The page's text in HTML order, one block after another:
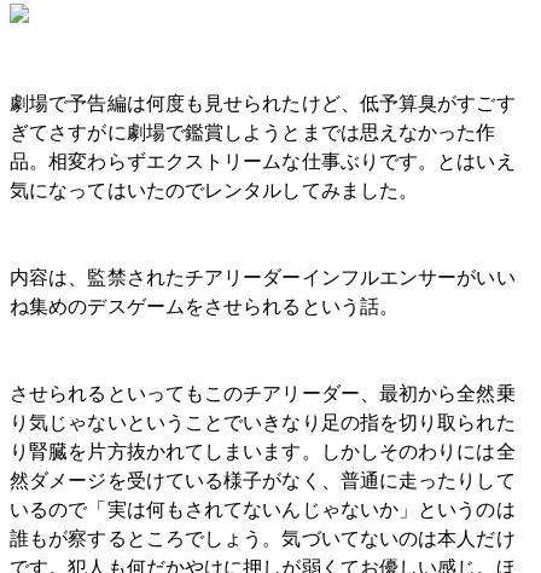
劇場で予告編は何度も見せられたけど、低予算臭がすごす
ぎてさすがに劇場で鑑賞しようとまでは思えなかった作
品。相変わらずエクストリームな仕事ぶりです。とはいえ
気になってはいたのでレンタルしてみました。
内容は、監禁されたチアリーダーインフルエンサーがいい
ね集めのデスゲームをさせられるという話。
させられるといってもこのチアリーダー、最初から全然乗
り気じゃないということでいきなり足の指を切り取られた
り腎臓を片方抜かれてしまいます。しかしそのわりには全
然ダメージを受けている様子がなく、普通に走ったりして
いるので「実は何もされてないんじゃないか」というのは
誰もが察するところでしょう。気づいてないのは本人だけ
です。犯人も何だかやけに押しが弱くてお優しい感じ。ほ